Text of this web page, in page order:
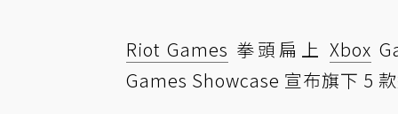
Riot Games 拳頭扁上Xbox
Games Showcase 宣布旗下 5